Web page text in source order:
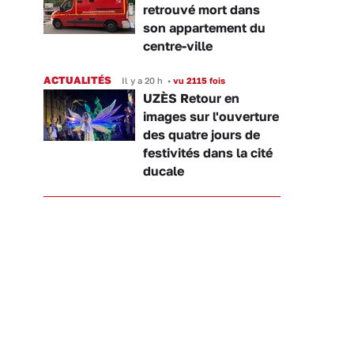
retrouvé mort dans
son appartement du
centre-ville
ACTUALITÉS Il y a 20 h • vu 2115 fois
UZÈS Retour en
images sur l'ouverture
des quatre jours de
festivités dans la cité
ducale